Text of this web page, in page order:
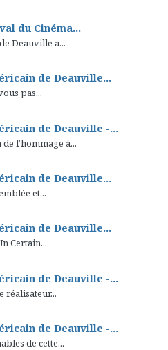
du Cinéma...
Deauville a...
de Deauville...
pas...
de Deauville -...
l’hommage à...
de Deauville...
et...
de Deauville...
Certain...
de Deauville -...
réalisateur...
de Deauville -...
de cette...